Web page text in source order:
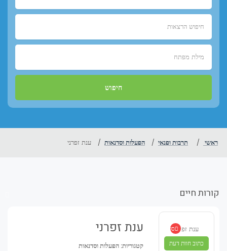
ראשי תרבות ופנאי הפעלות וסדנאות ענת זפרני
קורות חיים
ענת זפרניספק מאומת
כתוב חוות דעת
ענת זפרני
קטגוריות: הפעלות וסדנאות